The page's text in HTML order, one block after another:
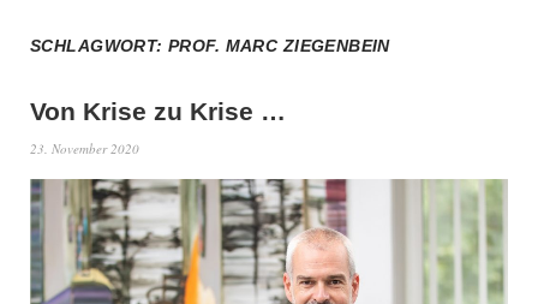
SCHLAGWORT:PROF. MARC ZIEGENBEIN
Von Krise zu Krise …
23. November 2020